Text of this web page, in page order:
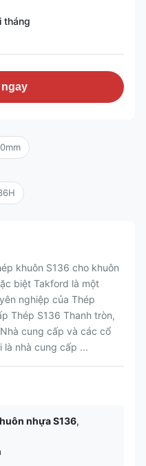
tháng
khuôn S136 cho khuôn
biệt Takford là một
nghiệp của Thép
Thép S136 Thanh tròn,
cung cấp và các cổ
là nhà cung cấp ...
nhựa S136,